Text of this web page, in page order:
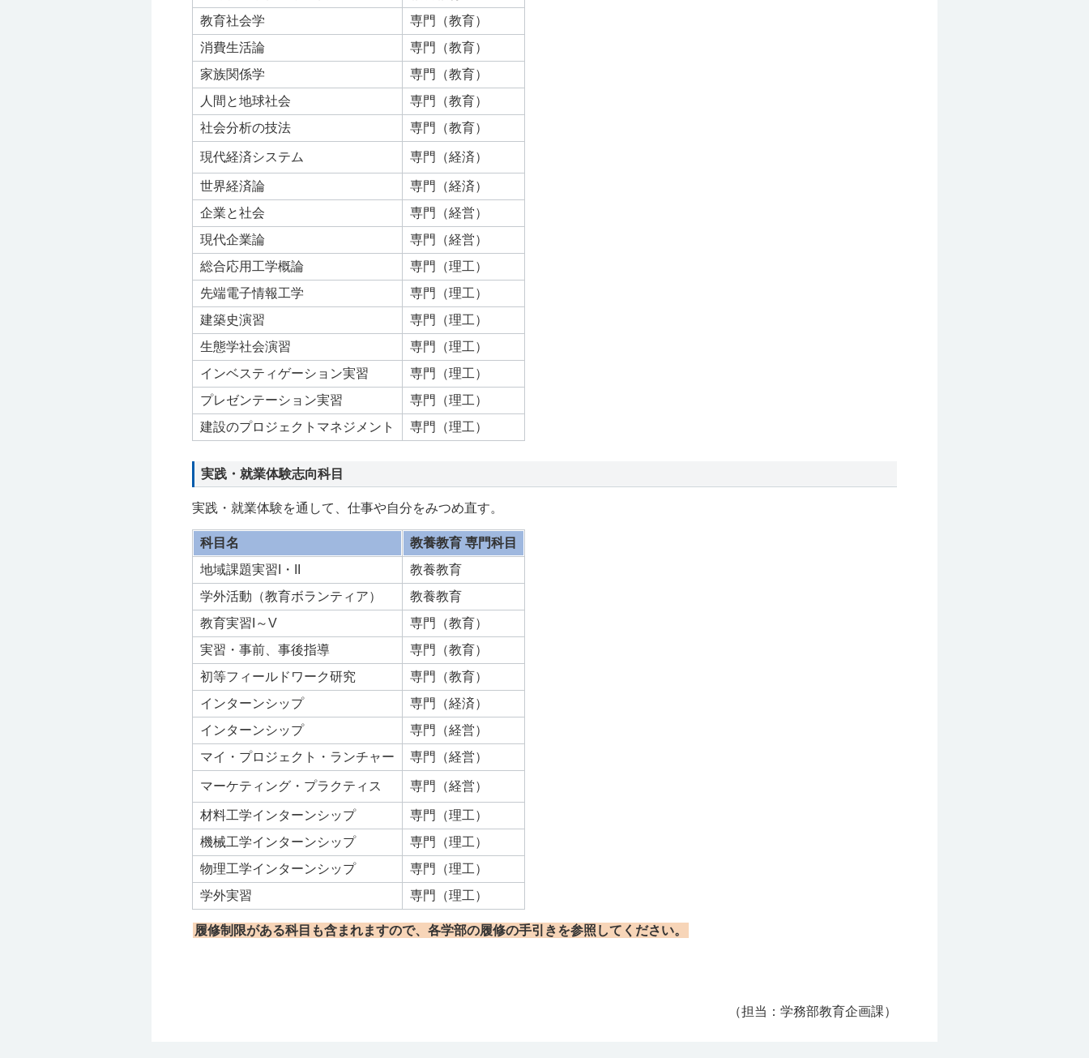
教育社会学
専門（教育）
消費生活論
専門（教育）
家族関係学
専門（教育）
人間と地球社会
専門（教育）
社会分析の技法
専門（教育）
現代経済システム 専門（経済）
世界経済論
専門（経済）
企業と社会
専門（経営）
現代企業論
専門（経営）
総合応用工学概論
専門（理工）
先端電子情報工学
専門（理工）
建築史演習
専門（理工）
生態学社会演習
専門（理工）
インベスティゲーション実習
専門（理工）
プレゼンテーション実習
専門（理工）
建設のプロジェクトマネジメント
専門（理工）
実践・就業体験志向科目
実践・就業体験を通して、仕事や自分をみつめ直す。
科目名
教養教育 専門科目
地域課題実習I・II
教養教育
学外活動（教育ボランティア）
教養教育
教育実習I～V
専門（教育）
実習・事前、事後指導
専門（教育）
初等フィールドワーク研究
専門（教育）
インターンシップ
専門（経済）
インターンシップ
専門（経営）
マイ・プロジェクト・ランチャー
専門（経営）
マーケティング・プラクティス 専門（経営）
材料工学インターンシップ
専門（理工）
機械工学インターンシップ
専門（理工）
物理工学インターンシップ
専門（理工）
学外実習
専門（理工）
履修制限がある科目も含まれますので、各学部の履修の手引きを参照してください。
（担当：学務部教育企画課）